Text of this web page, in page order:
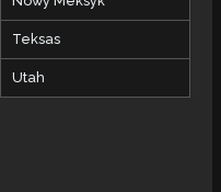
Teksas
Utah